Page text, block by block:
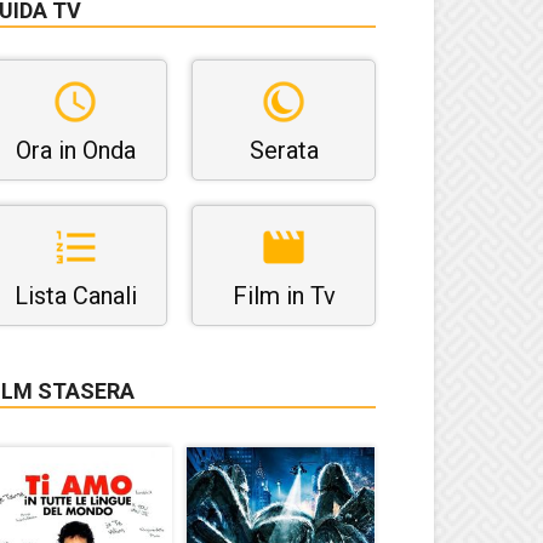
TV
Ora in Onda Serata
Lista Canali Film in Tv
STASERA